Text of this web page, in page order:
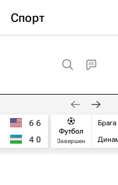
Спорт
6 6
4 0
Футбол
Завершен
Брага